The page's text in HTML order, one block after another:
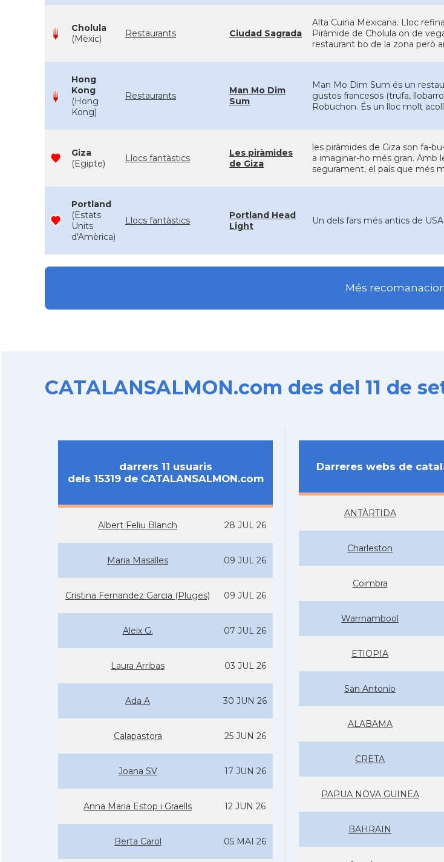
Cholula
(Mèxic)
Restaurants Ciudad Sagrada
Alta Cuina Mexicana. Lloc
Piràmide de Cholula on de
restaurant bo de la zona però
Hong
Kong
(Hong
Kong)
Restaurants
Man Mo Dim
Sum
Man Mo Dim Sum és un
gustos francesos (trufa,
Robuchon. És un lloc molt
Giza
(Egipte)
Llocs fantàstics
Les piràmides
de Giza
les piràmides de Giza son fa-
a imaginar-ho més gran. Amb
segurament, el país que més
Portland
(Estats
Units
d'Amèrica)
Llocs fantàstics
Portland Head
Light
Un dels fars més antics de
Més
CATALANSALMON.com des del 11 de
darrers 11 usuaris
dels 15319 de CATALANSALMON.com
Albert Feliu Blanch 28 JUL 26
Maria Masalles 09 JUL 26
Cristina Fernandez Garcia (Pluges) 09 JUL 26
Aleix G. 07 JUL 26
Laura Arribas 03 JUL 26
Ada A 30 JUN 26
Calapastora 25 JUN 26
Joana SV 17 JUN 26
Anna Maria Estop i Graells 12 JUN 26
Berta Carol 05 MAI 26
Darreres webs de
ANTÀRTIDA
Charleston
Coimbra
Warrnambool
ETIOPIA
San Antonio
ALABAMA
CRETA
PAPUA NOVA GUINEA
BAHRAIN